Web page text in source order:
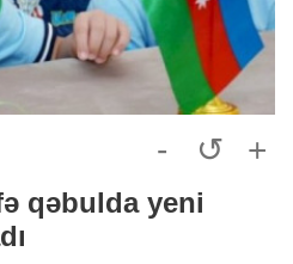
- ↺ +
qəbulda yeni